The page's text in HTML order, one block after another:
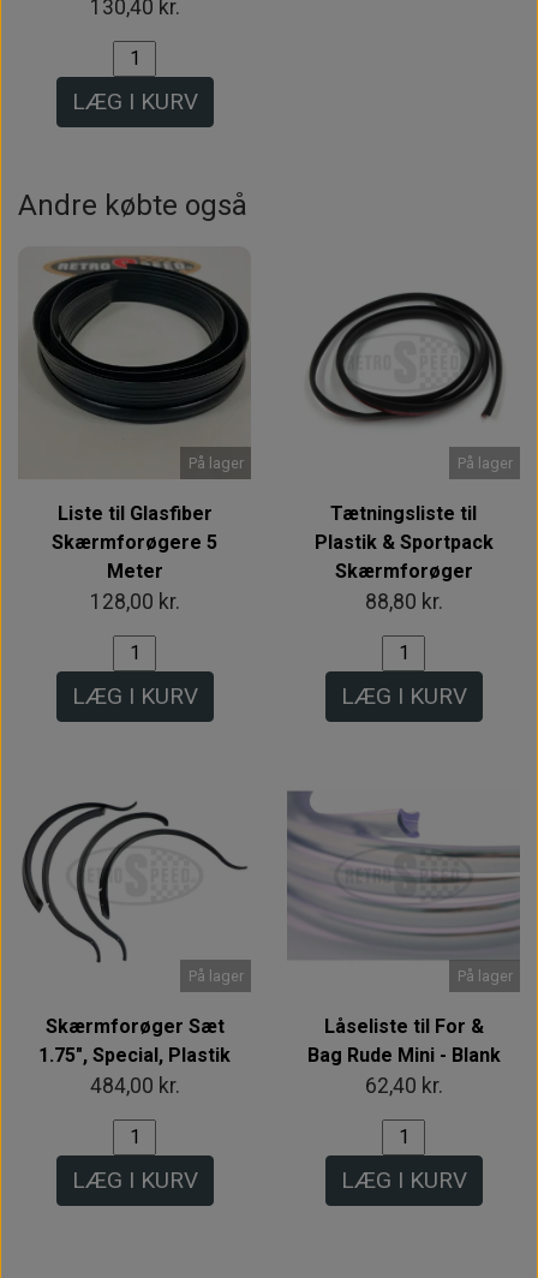
130,40 kr.
LÆG I KURV
Andre købte også
På lager
Liste til Glasfiber
Skærmforøgere 5
Meter
128,00 kr.
LÆG I KURV
På lager
Tætningsliste til
Plastik & Sportpack
Skærmforøger
88,80 kr.
LÆG I KURV
På lager
Skærmforøger Sæt
1.75", Special, Plastik
484,00 kr.
LÆG I KURV
På lager
Låseliste til For &
Bag Rude Mini - Blank
62,40 kr.
LÆG I KURV